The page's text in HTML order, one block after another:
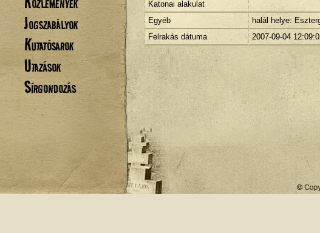
Jogszabályok
Kutatósarok
Utazások
Sírgondozás
Katonai alakulat
Egyéb
halál helye:
Felrakás dátuma
2007-09-04